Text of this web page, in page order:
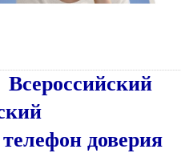
доверия